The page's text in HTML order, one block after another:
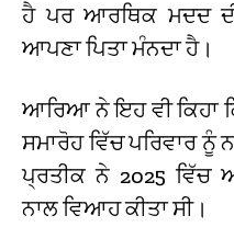
ਹੈ ਪਰ ਆਰਥਿਕ ਮਦਦ
ਆਪਣਾ ਪਿਤਾ ਮੰਨਦਾ ਹੈ।
ਆਰਿਆ ਨੇ ਇਹ ਵੀ ਕਿਹਾ
ਸਮਾਰੋਹ ਵਿੱਚ ਪਰਿਵਾਰ ਨੂੰ
ਪ੍ਰਤੀਕ ਨੇ 2025 ਵਿੱਚ
ਨਾਲ ਵਿਆਹ ਕੀਤਾ ਸੀ।